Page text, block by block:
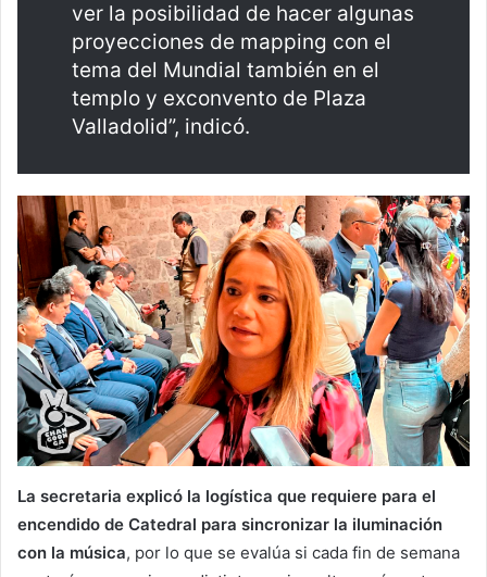
ver la posibilidad de hacer algunas
proyecciones de mapping con el
tema del Mundial también en el
templo y exconvento de Plaza
Valladolid”, indicó.
La secretaria explicó la logística que requiere para el
encendido de Catedral para sincronizar la iluminación
con la música, por lo que se evalúa si cada fin de semana